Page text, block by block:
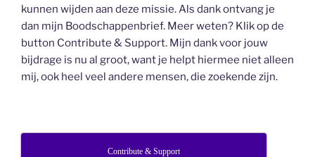
kunnen wijden aan deze missie. Als dank ontvang je
dan mijn Boodschappenbrief. Meer weten? Klik op de
button Contribute & Support. Mijn dank voor jouw
bijdrage is nu al groot, want je helpt hiermee niet alleen
mij, ook heel veel andere mensen, die zoekende zijn.
Contribute & Support